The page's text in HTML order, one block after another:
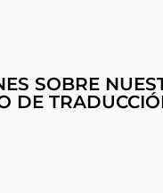
SOBRE
DE